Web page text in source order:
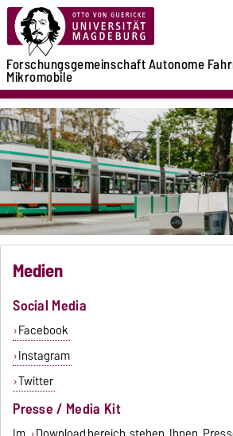
ForschungsgemeinschaftAutonome
Mikromobile
Medien
Social Media
Facebook
Instagram
Twitter
Presse / Media Kit